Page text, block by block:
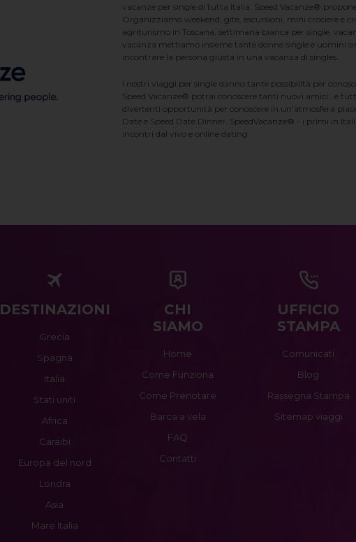
vacanze per single di tutta Italia. Speed Vacanze®
Organizziamo weekend, gite, escursioni, mini crociere e
agriturismo in Toscana, settimana bianca per single,
vacanza mettiamo insieme tante donne single e uomini
incontrare la persona giusta in una vacanza di singles.
I nostri viaggi per single danno tante possibilità per
Speed Vacanze® potrai conoscere tanti nuovi amici...e
divertenti opportunità per conoscere in un'atmosfera
Date e Speed Date Dinner. SpeedVacanze® - i primi in
incontri dal vivo e online dating.
DESTINAZIONI
Grecia
Spagna
Italia
Stati uniti
Africa
Caraibi
Europa del nord
Londra
Asia
Mare Italia
CHI
SIAMO
Home
Come Funziona
Come Prenotare
Barca a vela
FAQ
Contatti
UFFICIO
STAMPA
Comunicati
Blog
Rassegna Stampa
Sitemap viaggi